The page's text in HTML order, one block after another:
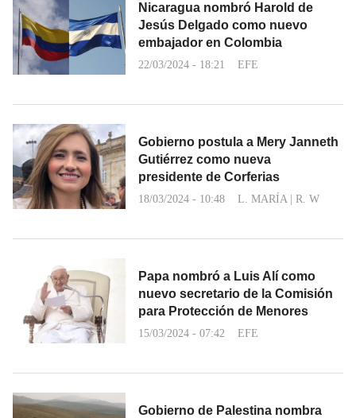
Nicaragua nombró Harold de
Jesús Delgado como nuevo
embajador en Colombia
22/03/2024 - 18:21 EFE
Gobierno postula a Mery Janneth
Gutiérrez como nueva
presidente de Corferias
18/03/2024 - 10:48 L. MARÍA| R. W
Papa nombró a Luis Alí como
nuevo secretario de la Comisión
para Protección de Menores
15/03/2024 - 07:42 EFE
Gobierno de Palestina nombra